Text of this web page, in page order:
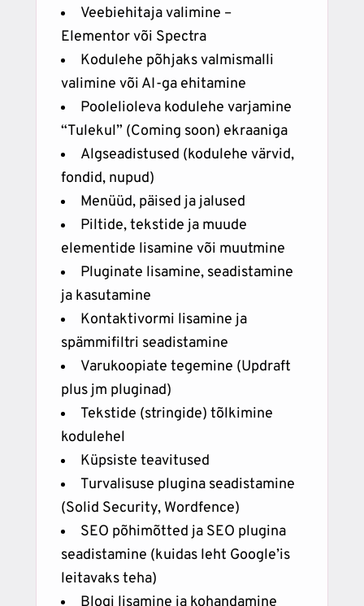
Veebiehitaja valimine –
Elementor või Spectra
Kodulehe põhjaks valmismalli
valimine või AI-ga ehitamine
Poolelioleva kodulehe varjamine
“Tulekul” (Coming soon) ekraaniga
Algseadistused (kodulehe värvid,
fondid, nupud)
Menüüd, päised ja jalused
Piltide, tekstide ja muude
elementide lisamine või muutmine
Pluginate lisamine, seadistamine
ja kasutamine
Kontaktivormi lisamine ja
spämmifiltri seadistamine
Varukoopiate tegemine (Updraft
plus jm pluginad)
Tekstide (stringide) tõlkimine
kodulehel
Küpsiste teavitused
Turvalisuse plugina seadistamine
(Solid Security, Wordfence)
SEO põhimõtted ja SEO plugina
seadistamine (kuidas leht Google’is
leitavaks teha)